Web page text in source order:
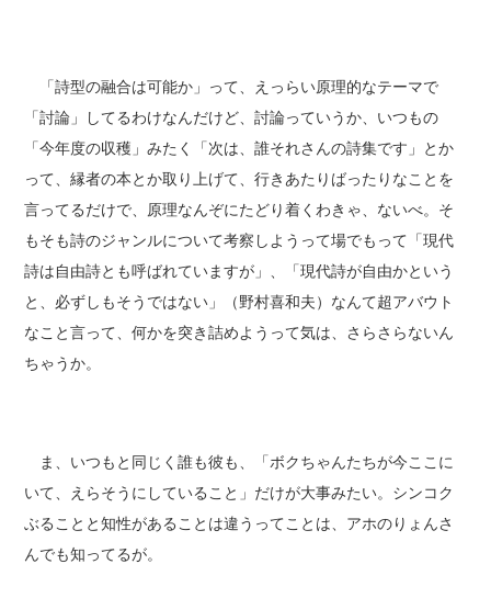
「詩型の融合は可能か」って、えっらい原理的なテーマで
「討論」してるわけなんだけど、討論っていうか、いつもの
「今年度の収穫」みたく「次は、誰それさんの詩集です」とか
って、縁者の本とか取り上げて、行きあたりばったりなことを
言ってるだけで、原理なんぞにたどり着くわきゃ、ないべ。そ
もそも詩のジャンルについて考察しようって場でもって「現代
詩は自由詩とも呼ばれていますが」、「現代詩が自由かという
と、必ずしもそうではない」（野村喜和夫）なんて超アバウト
なこと言って、何かを突き詰めようって気は、さらさらないん
ちゃうか。
ま、いつもと同じく誰も彼も、「ボクちゃんたちが今ここに
いて、えらそうにしていること」だけが大事みたい。シンコク
ぶることと知性があることは違うってことは、アホのりょんさ
んでも知ってるが。